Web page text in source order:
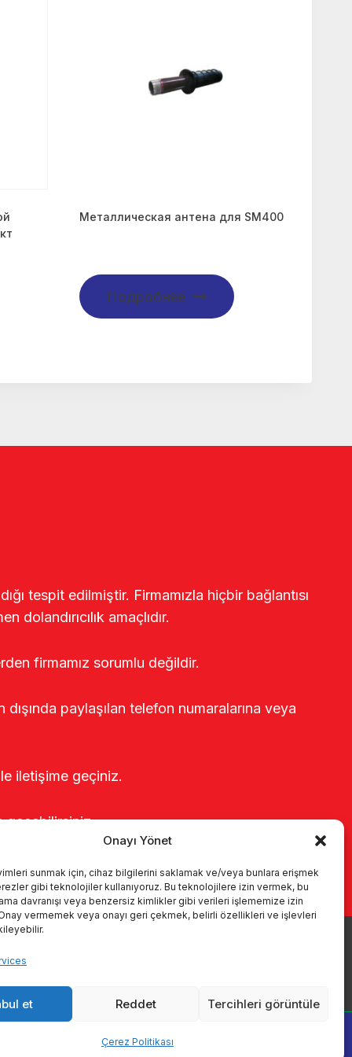
Onayı Yönet
sunmak için, cihaz bilgilerini saklamak ve/veya bunlara erişmek
gibi teknolojiler kullanıyoruz. Bu teknolojilere izin vermek, bu
davranışı veya benzersiz kimlikler gibi verileri işlememize izin
vermemek veya onayı geri çekmek, belirli özellikleri ve işlevleri
et Reddet Tercihleri görüntüle
Çerez Politikası
Металлическая антена для SM400
Подробнее
tespit edilmiştir. Firmamızla hiçbir bağlantısı
amaçlıdır.
firmamız sorumlu değildir.
paylaşılan telefon numaralarına veya
iletişime geçiniz.
geçebilirsiniz.